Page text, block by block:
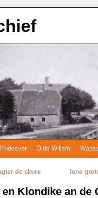
Olde Willem
de skure Iene
Klondike an de